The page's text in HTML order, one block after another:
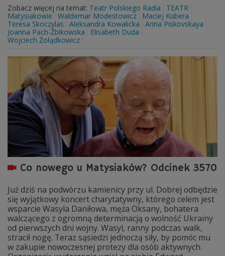
Zobacz więcej na temat: Teatr Polskiego Radia
TEATR
Matysiakowie
Waldemar Modestowicz
Maciej Kubera
Teresa Skoczylas
Aleksandra Kowalicka
Arina Piskovskaya
Joanna Pach-Żbikowska
Elisabeth Duda
Wojciech Żołądkowicz
Co nowego u Matysiaków? Odcinek 3570
Już dziś na podwórzu kamienicy przy ul. Dobrej odbędzie
się wyjątkowy koncert charytatywny, którego celem jest
wsparcie Wasyla Daniłowa, męża Oksany, bohatera
walczącego z ogromną determinacją o wolność Ukrainy
od pierwszych dni wojny. Wasyl, ranny podczas walk,
stracił nogę. Teraz sąsiedzi jednoczą siły, by pomóc mu
w zakupie nowoczesnej protezy dla osób aktywnych.